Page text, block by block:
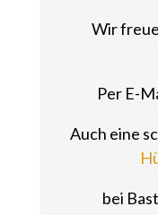
Wir
Per E-
Auch eine
bei